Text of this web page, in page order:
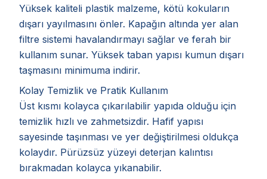
Yüksek kaliteli plastik malzeme, kötü kokuların
dışarı yayılmasını önler. Kapağın altında yer alan
filtre sistemi havalandırmayı sağlar ve ferah bir
kullanım sunar. Yüksek taban yapısı kumun dışarı
taşmasını minimuma indirir.
Kolay Temizlik ve Pratik Kullanım
Üst kısmı kolayca çıkarılabilir yapıda olduğu için
temizlik hızlı ve zahmetsizdir. Hafif yapısı
sayesinde taşınması ve yer değiştirilmesi oldukça
kolaydır. Pürüzsüz yüzeyi deterjan kalıntısı
bırakmadan kolayca yıkanabilir.